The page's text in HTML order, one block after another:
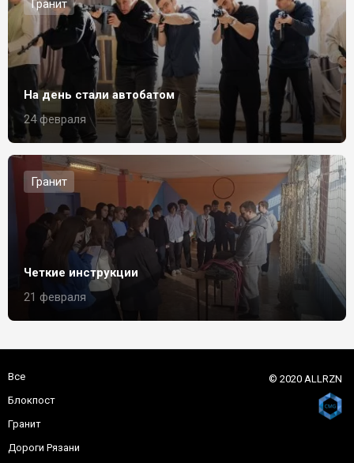
Гранит
На день стали автобатом
24 февраля
Гранит
Четкие инструкции
21 февраля
Все
Блокпост
Гранит
Дороги Рязани
© 2020 ALLRZN